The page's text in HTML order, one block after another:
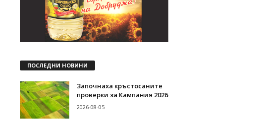
ПОСЛЕДНИ НОВИНИ
Започнаха кръстосаните
проверки за Кампания 2026
2026-08-05